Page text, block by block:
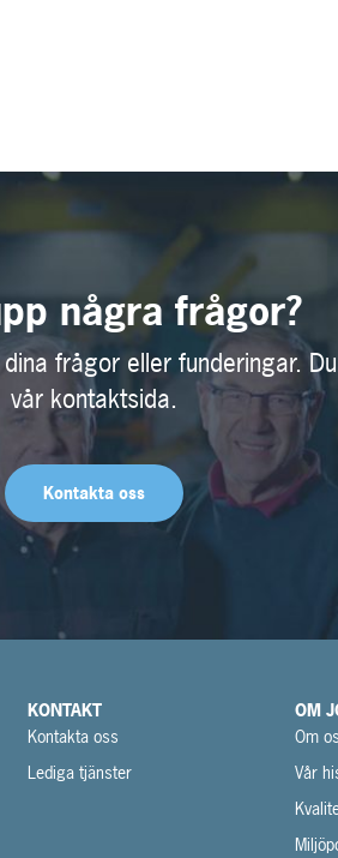
några frågor?
frågor eller funderingar.
vår kontaktsida.
Kontakta oss
KONTAKT
Kontakta oss
Lediga tjänster
OM
Om
Vår